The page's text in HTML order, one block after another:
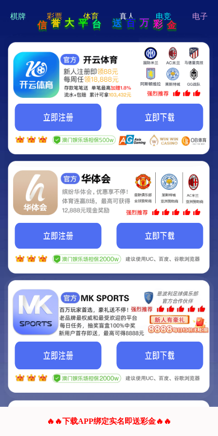
hi 💗
Hey Guys!
我们即将上线啦...
我们的网站正在建设.
它将是非常棒的网站.
联系我们!